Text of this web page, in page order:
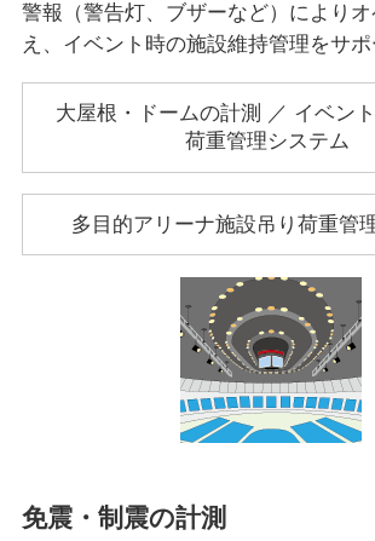
警報（警告灯、ブザーなど）により
え、イベント時の施設維持管理をサポ
大屋根・ドームの計測 ／ イベン
荷重管理システム
多目的アリーナ施設吊り荷重管
免震・制震の計測